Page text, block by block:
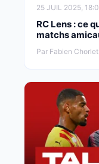
25 JUIL 2025,
RC Lens : ce
matchs
Par Fabien Chorlet